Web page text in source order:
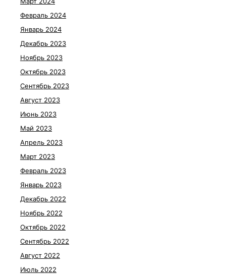
Февраль 2024
Январь 2024
Декабрь 2023
Ноябрь 2023
Октябрь 2023
Сентябрь 2023
Август 2023
Июнь 2023
Май 2023
Апрель 2023
Март 2023
Февраль 2023
Январь 2023
Декабрь 2022
Ноябрь 2022
Октябрь 2022
Сентябрь 2022
Август 2022
Июль 2022